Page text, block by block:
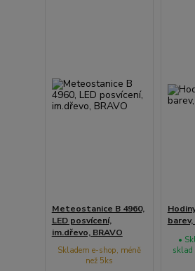
Meteostanice B 4960,
LED posvícení,
im.dřevo, BRAVO
Skladem e-shop, méně
než 5ks
•
sklad